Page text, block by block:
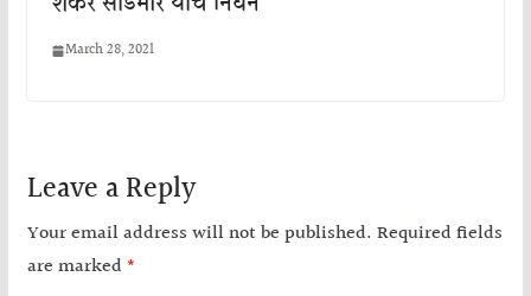
March 28, 2021
Leave a Reply
Your email address will not be published. Required fields
are marked *